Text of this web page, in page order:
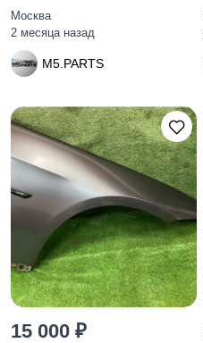
2406291
Москва
2 месяца назад
M5.PARTS
15 000 ₽